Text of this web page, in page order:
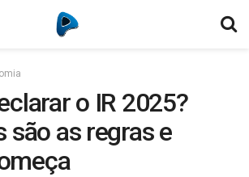
o IR 2025?
são as regras e